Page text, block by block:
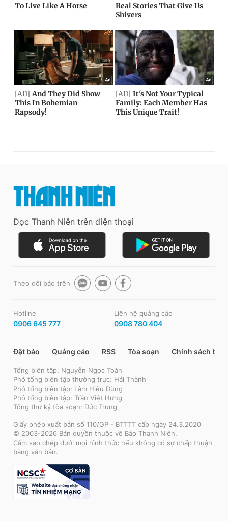
Đọc Thanh Niên trên điện thoại
Theo dõi báo trên
Hotline
0906 645 777
Liên hệ quảng cáo
0908 780 404
Đặt báo Quảng cáo RSS Tòa soạn Chính sách bảo
Tổng biên tập: Nguyễn Ngọc Toàn
Phó tổng biên tập thường trực: Hải Thành
Phó tổng biên tập: Lâm Hiếu Dũng
Phó tổng biên tập: Trần Việt Hưng
Tổng thư ký tòa soạn: Đức Trung
Giấy phép xuất bản số 110/GP - BTTTT cấp ngày 24.3.2020
© 2003-2026 Bản quyền thuộc về Báo Thanh Niên.
Cấm sao chép dưới mọi hình thức nếu không có sự chấp thuận
bằng văn bản.